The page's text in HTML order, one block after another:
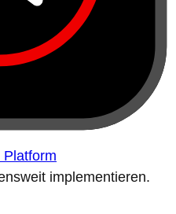
Platform
implementieren.